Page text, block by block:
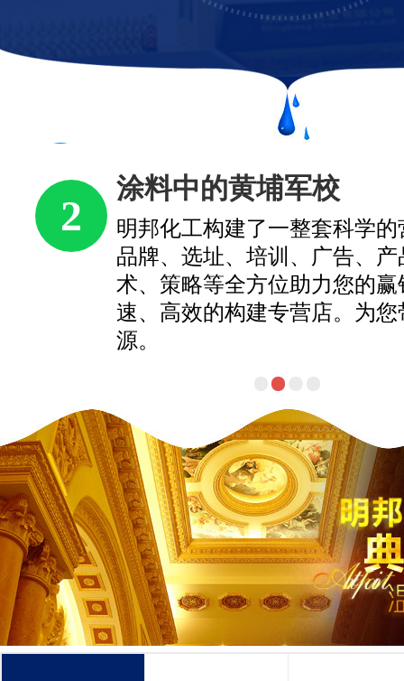
的营销体系，从
产品、服务、技
赢销力。从而快
您带来滚滚客
3
首创
汇聚行
源，定
课程，
验。